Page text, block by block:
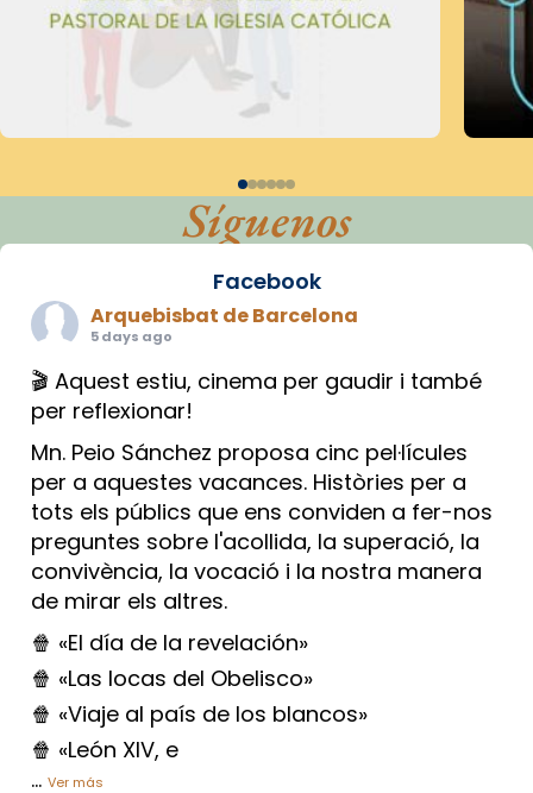
Síguenos
Facebook
Arquebisbat de Barcelona
5 days ago
🎬 Aquest estiu, cinema per gaudir i també
per reflexionar!
Mn. Peio Sánchez proposa cinc pel·lícules
per a aquestes vacances. Històries per a
tots els públics que ens conviden a fer-nos
preguntes sobre l'acollida, la superació, la
convivència, la vocació i la nostra manera
de mirar els altres.
🍿 «El día de la revelación»
🍿 «Las locas del Obelisco»
🍿 «Viaje al país de los blancos»
🍿 «León XIV, e
... Ver más